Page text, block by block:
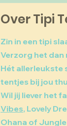
Over Tipi
Zin in een tipi
Verzorg het
Hét allerleukste
tentjes bij jou
Wil jij liever het
Vibes, Lovely
Ohana of